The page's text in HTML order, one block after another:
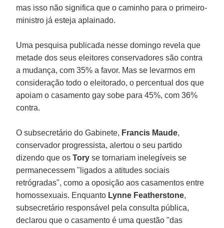
mas isso não significa que o caminho para o primeiro-
ministro já esteja aplainado.
Uma pesquisa publicada nesse domingo revela que
metade dos seus eleitores conservadores são contra
a mudança, com 35% a favor. Mas se levarmos em
consideração todo o eleitorado, o percentual dos que
apoiam o casamento gay sobe para 45%, com 36%
contra.
O subsecretário do Gabinete, Francis Maude,
conservador progressista, alertou o seu partido
dizendo que osToryse tornariam inelegíveis se
permanecessem "ligados a atitudes sociais
retrógradas", como a oposição aos casamentos entre
homossexuais. Enquanto Lynne Featherstone,
subsecretário responsável pela consulta pública,
declarou que o casamento é uma questão "das